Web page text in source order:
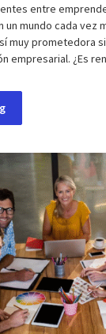
entre
un mundo cada vez
muy prometedora
empresarial. ¿Es